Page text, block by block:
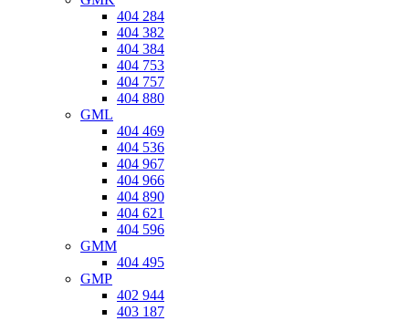
404 284
404 382
404 384
404 753
404 757
404 880
GML
404 469
404 536
404 967
404 966
404 890
404 621
404 596
GMM
404 495
GMP
402 944
403 187